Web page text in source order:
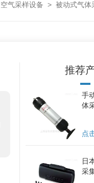
空气采样设备 > 被动式气体
推荐
手
体
点
日
采